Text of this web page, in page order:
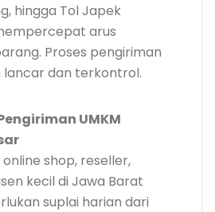
hingga Tol Japek
arus
Proses pengiriman
lancar dan terkontrol.
UMKM
online shop, reseller,
kecil di Jawa Barat
suplai harian dari